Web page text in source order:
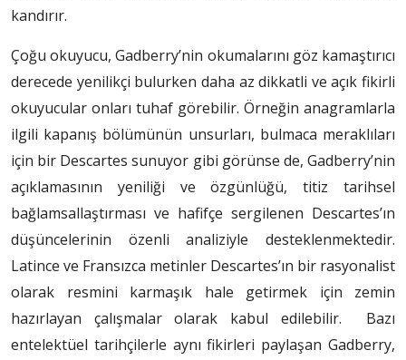
kandırır.
Çoğu okuyucu, Gadberry’nin okumalarını göz kamaştırıcı
derecede yenilikçi bulurken daha az dikkatli ve açık fikirli
okuyucular onları tuhaf görebilir. Örneğin anagramlarla
ilgili kapanış bölümünün unsurları, bulmaca meraklıları
için bir Descartes sunuyor gibi görünse de, Gadberry’nin
açıklamasının yeniliği ve özgünlüğü, titiz tarihsel
bağlamsallaştırması ve hafifçe sergilenen Descartes’ın
düşüncelerinin özenli analiziyle desteklenmektedir.
Latince ve Fransızca metinler Descartes’ın bir rasyonalist
olarak resmini karmaşık hale getirmek için zemin
hazırlayan çalışmalar olarak kabul edilebilir. Bazı
entelektüel tarihçilerle aynı fikirleri paylaşan Gadberry,